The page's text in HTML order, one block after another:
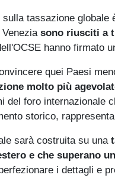
tassazione
sono riusciti a
hanno firmato
quei Paesi
molto più
del foro internazionale
storico,
sarà costruita su una
e che superano
i dettagli e